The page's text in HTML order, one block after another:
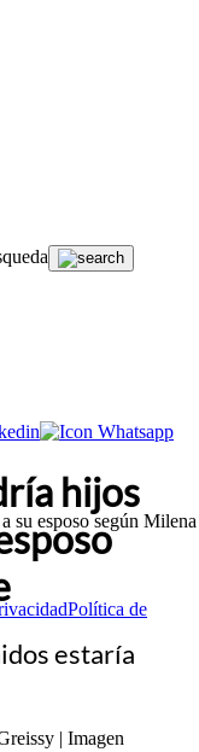
su esposo según Milena
Política de
hijos
estaría